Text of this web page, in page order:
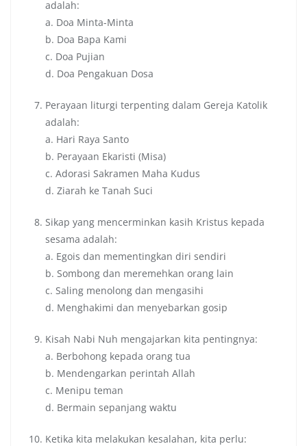
adalah:
a. Doa Minta-Minta
b. Doa Bapa Kami
c. Doa Pujian
d. Doa Pengakuan Dosa
Perayaan liturgi terpenting dalam Gereja Katolik
adalah:
a. Hari Raya Santo
b. Perayaan Ekaristi (Misa)
c. Adorasi Sakramen Maha Kudus
d. Ziarah ke Tanah Suci
Sikap yang mencerminkan kasih Kristus kepada
sesama adalah:
a. Egois dan mementingkan diri sendiri
b. Sombong dan meremehkan orang lain
c. Saling menolong dan mengasihi
d. Menghakimi dan menyebarkan gosip
Kisah Nabi Nuh mengajarkan kita pentingnya:
a. Berbohong kepada orang tua
b. Mendengarkan perintah Allah
c. Menipu teman
d. Bermain sepanjang waktu
Ketika kita melakukan kesalahan, kita perlu: